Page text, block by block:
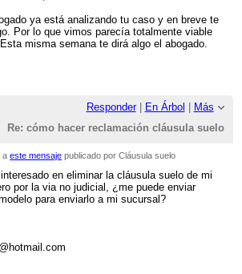
ya está analizando tu caso y en breve te
Por lo que vimos parecía totalmente viable
misma semana te dirá algo el abogado.
Responder| En Árbol | Más
Re: cómo hacer reclamación cláusula suelo
aeste mensaje publicado por Cláusula suelo
en eliminar la cláusula suelo de mi
por la via no judicial, ¿me puede enviar
para enviarlo a mi sucursal?